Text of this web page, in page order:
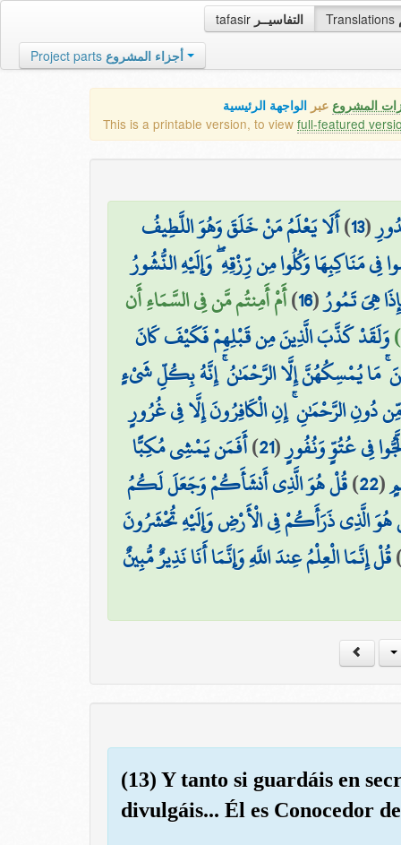
tafasir التفاسيــر Translations
Project parts أجزاء المشروع
المشروع عبر الواجهة الرئيسية
This is a printable version, to view full-featured
(
13
)أَلَا يَعْلَمُ مَنْ خَلَقَ وَهُوَ اللَّطِيفُ
مَنَاكِبِهَا وَكُلُوا مِن رِّزْقِهِ ۖ وَإِلَيْهِ النُّشُورُ
هِيَ تَمُورُ(
16
)أَمْ أَمِنتُم مَّن فِي السَّمَاءِ أَن
وَلَقَدْ كَذَّبَ الَّذِينَ مِن قَبْلِهِمْ فَكَيْفَ كَانَ
مَا يُمْسِكُهُنَّ إِلَّا الرَّحْمَٰنُ ۚ إِنَّهُ بِكُلِّ شَيْءٍ
الرَّحْمَٰنِ ۚ إِنِ الْكَافِرُونَ إِلَّا فِي غُرُورٍ
فِي عُتُوٍّ وَنُفُورٍ(
21
)أَفَمَن يَمْشِي مُكِبًّا
(
22
)قُلْ هُوَ الَّذِي أَنشَأَكُمْ وَجَعَلَ لَكُمُ
هُوَ الَّذِي ذَرَأَكُمْ فِي الْأَرْضِ وَإِلَيْهِ تُحْشَرُونَ
قُلْ إِنَّمَا الْعِلْمُ عِندَ اللَّهِ وَإِنَّمَا أَنَا نَذِيرٌ مُّبِينٌ
(13) Y tanto si guardáis en
divulgáis... Él es Conocedor